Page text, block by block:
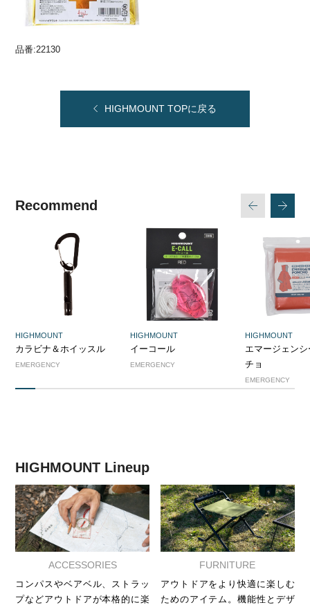
品番:22130
HIGHMOUNT TOPに戻る
Recommend
HIGHMOUNT
カラビナ＆ホイッスル
EMERGENCY
HIGHMOUNT
イーコール
EMERGENCY
HIGHMOUNT
エマージェン
チョ
EMERGENCY
1 2 3 4 5 6 7 8 9 10 11 12 13
HIGHMOUNT Lineup
ACCESSORIES
コンパスやベアベル、ストラッ
プなどアウトドアが本格的に楽
FURNITURE
アウトドアをより快適に楽しむ
ためのアイテム。機能性とデザ